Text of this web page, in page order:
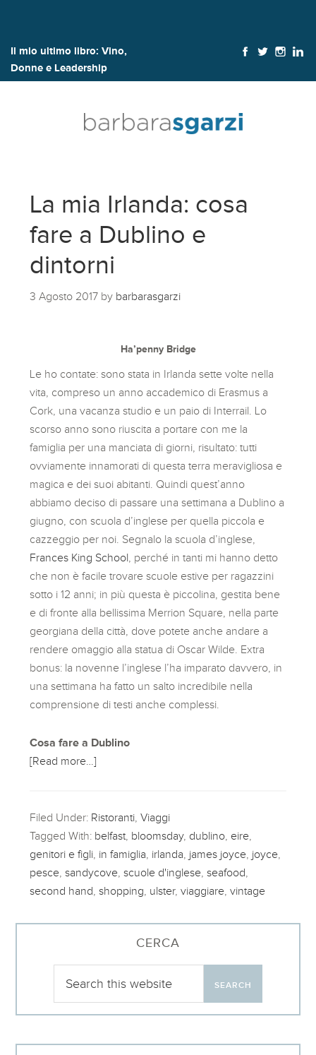
Il mio ultimo libro: Vino,
Donne e Leadership
La mia Irlanda: cosa
fare a Dublino e
dintorni
3 Agosto 2017 by barbarasgarzi
Ha’penny Bridge
Le ho contate: sono stata in Irlanda sette volte nella
vita, compreso un anno accademico di Erasmus a
Cork, una vacanza studio e un paio di Interrail. Lo
scorso anno sono riuscita a portare con me la
famiglia per una manciata di giorni, risultato: tutti
ovviamente innamorati di questa terra meravigliosa e
magica e dei suoi abitanti. Quindi quest’anno
abbiamo deciso di passare una settimana a Dublino a
giugno, con scuola d’inglese per quella piccola e
cazzeggio per noi. Segnalo la scuola d’inglese,
Frances King School , perché in tanti mi hanno detto
che non è facile trovare scuole estive per ragazzini
sotto i 12 anni; in più questa è piccolina, gestita bene
e di fronte alla bellissima Merrion Square, nella parte
georgiana della città, dove potete anche andare a
rendere omaggio alla statua di Oscar Wilde. Extra
bonus: la novenne l’inglese l’ha imparato davvero, in
una settimana ha fatto un salto incredibile nella
comprensione di testi anche complessi.
Cosa fare a Dublino
[Read more…]
Filed Under: Ristoranti ,Viaggi
Tagged With: belfast bloomsday, dublino eire
genitori e figli in famiglia irlanda james joyce joyce
pesce ,sandycove ,scuole d'inglese ,seafood
second hand ,shopping ulster,viaggiare ,vintage
CERCA